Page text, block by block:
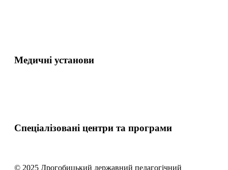
Медичні установи
Спеціалізовані центри та програми
© 2025 Дрогобицький державний педагогічний